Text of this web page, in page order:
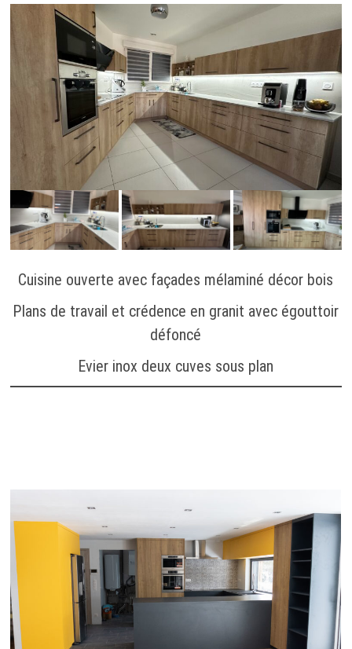
Cuisine ouverte avec façades mélaminé décor bois
Plans de travail et crédence en granit avec égouttoir
défoncé
Evier inox deux cuves sous plan